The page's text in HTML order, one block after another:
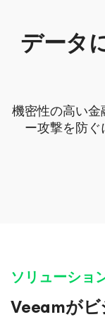
データ
機密性の高い
ー攻撃を防ぐ
ソリューショ
Veeamが